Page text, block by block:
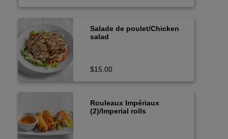
Salade de poulet/Chicken
salad
$15.00
Rouleaux Impériaux
(2)/Imperial rolls